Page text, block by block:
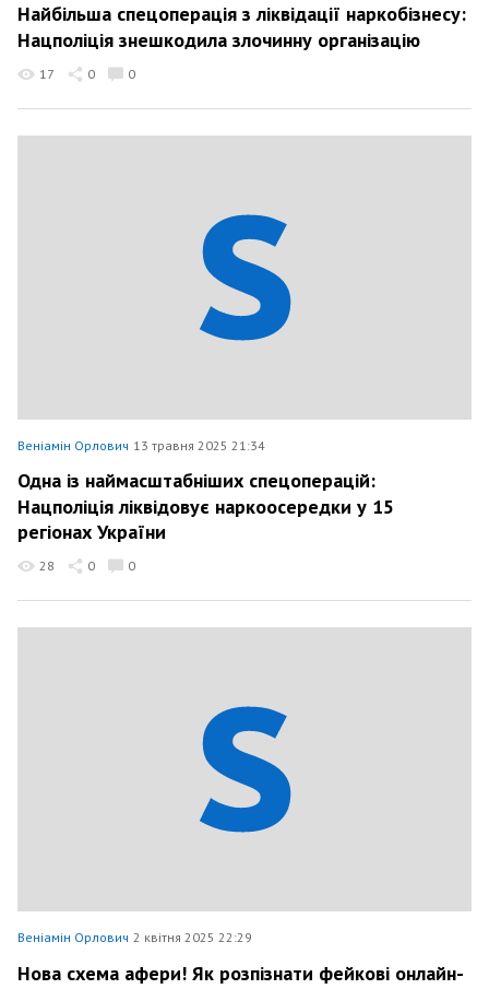
Найбільша спецоперація з ліквідації наркобізнесу:
Нацполіція знешкодила злочинну організацію
17 0 0
Веніамін Орлович 13 травня 2025 21:34
Одна із наймасштабніших спецоперацій:
Нацполіція ліквідовує наркоосередки у 15
регіонах України
28 0 0
Веніамін Орлович 2 квітня 2025 22:29
Нова схема афери! Як розпізнати фейкові онлайн-